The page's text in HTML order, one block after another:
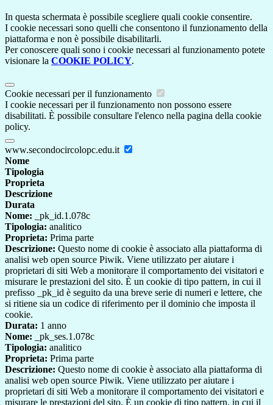
In questa schermata è possibile scegliere quali cookie consentire.
I cookie necessari sono quelli che consentono il funzionamento della
piattaforma e non è possibile disabilitarli.
Per conoscere quali sono i cookie necessari al funzionamento potete
visionare la COOKIE POLICY.
Cookie necessari per il funzionamento
I cookie necessari per il funzionamento non possono essere
disabilitati. È possibile consultare l'elenco nella pagina della cookie
policy.
www.secondocircolopc.edu.it
Nome
Tipologia
Proprieta
Descrizione
Durata
Nome: _pk_id.1.078c
Tipologia: analitico
Proprieta: Prima parte
Descrizione: Questo nome di cookie è associato alla piattaforma di
analisi web open source Piwik. Viene utilizzato per aiutare i
proprietari di siti Web a monitorare il comportamento dei visitatori e
misurare le prestazioni del sito. È un cookie di tipo pattern, in cui il
prefisso _pk_id è seguito da una breve serie di numeri e lettere, che
si ritiene sia un codice di riferimento per il dominio che imposta il
cookie.
Durata: 1 anno
Nome: _pk_ses.1.078c
Tipologia: analitico
Proprieta: Prima parte
Descrizione: Questo nome di cookie è associato alla piattaforma di
analisi web open source Piwik. Viene utilizzato per aiutare i
proprietari di siti Web a monitorare il comportamento dei visitatori e
misurare le prestazioni del sito. È un cookie di tipo pattern, in cui il